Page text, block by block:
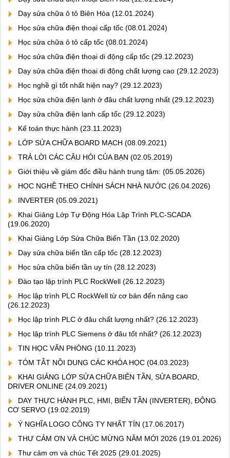
Dạy sửa chữa ô tô Biên Hòa (12.01.2024)
Học sửa chữa điện thoại cấp tốc (08.01.2024)
Học sửa chữa ô tô cấp tốc (08.01.2024)
Học sửa chữa điện thoại di động cấp tốc (29.12.2023)
Dạy sửa chữa điện thoại di động chất lượng cao (29.12.2023)
Học nghề gì tốt nhất hiện nay? (29.12.2023)
Học sửa chữa điện lạnh ở đâu chất lượng nhất (29.12.2023)
Dạy sửa chữa điện lạnh cấp tốc (29.12.2023)
Kế toán thực hành (23.11.2023)
LỚP SỬA CHỮA BOARD MẠCH (08.09.2021)
TRẢ LỜI CÁC CÂU HỎI CỦA BẠN (02.05.2019)
Giới thiệu về giám đốc điều hành trung tâm: (05.05.2026)
HỌC NGHỀ THEO CHÍNH SÁCH NHÀ NƯỚC (26.04.2026)
INVERTER (05.09.2021)
Khai Giảng Lớp Tự Động Hóa Lập Trình PLC-SCADA
(19.06.2020)
Khai Giảng Lớp Sửa Chữa Biến Tần (13.02.2020)
Dạy sửa chữa biến tần cấp tốc (28.12.2023)
Học sửa chữa biến tần uy tín (28.12.2023)
Đào tạo lập trình PLC RockWell (26.12.2023)
Học lập trình PLC RockWell từ cơ bản đến nâng cao
(26.12.2023)
Học lập trình PLC ở đâu chất lượng nhất? (26.12.2023)
Học lập trình PLC Siemens ở đâu tốt nhất? (26.12.2023)
TIN HỌC VĂN PHÒNG (10.11.2023)
TÓM TẮT NỘI DUNG CÁC KHÓA HỌC (04.03.2023)
KHAI GIẢNG LỚP SỬA CHỮA BIẾN TẦN, SỬA BOARD,
DRIVER ONLINE (24.09.2021)
DAY THỰC HÀNH PLC, HMI, BIẾN TẦN (INVERTER), ĐỘNG
CƠ SERVO (19.02.2019)
Ý NGHĨA LOGO CÔNG TY NHẤT TÍN (17.06.2017)
THƯ CẢM ƠN VÀ CHÚC MỪNG NĂM MỚI 2026 (19.01.2026)
Thư cảm ơn và chúc Tết 2025 (29.01.2025)